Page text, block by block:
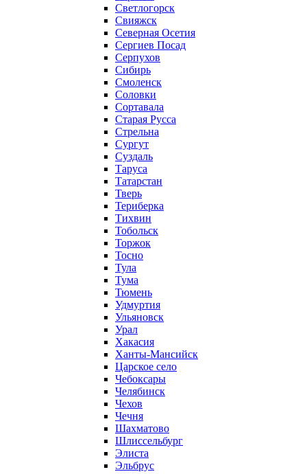
Светлогорск
Свияжск
Северная Осетия
Сергиев Посад
Серпухов
Сибирь
Смоленск
Соловки
Сортавала
Старая Русса
Стрельна
Сургут
Суздаль
Таруса
Татарстан
Тверь
Териберка
Тихвин
Тобольск
Торжок
Тосно
Тула
Тума
Тюмень
Удмуртия
Ульяновск
Урал
Хакасия
Ханты-Мансийск
Царское село
Чебоксары
Челябинск
Чехов
Чечня
Шахматово
Шлиссельбург
Элиста
Эльбрус